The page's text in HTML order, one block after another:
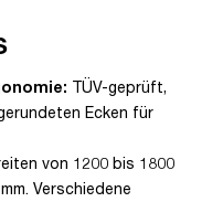
TÜV-geprüft,
Ecken für
von 1200 bis 1800
Verschiedene